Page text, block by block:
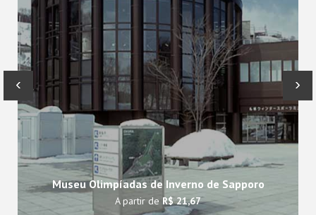
Museu Olimpíadas de Inverno de Sapporo
A partir de R$ 21,67
‹ ›